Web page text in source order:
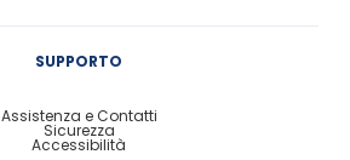
SUPPORTO
Assistenza e Contatti
Sicurezza
Accessibilità